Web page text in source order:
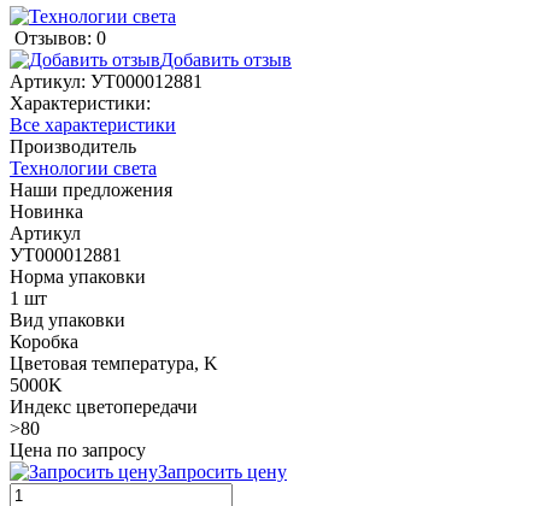
Отзывов: 0
Добавить отзыв
Артикул: УТ000012881
Характеристики:
Все характеристики
Производитель
Технологии света
Наши предложения
Новинка
Артикул
УТ000012881
Норма упаковки
1 шт
Вид упаковки
Коробка
Цветовая температура, K
5000K
Индекс цветопередачи
>80
Цена по запросу
Запросить цену